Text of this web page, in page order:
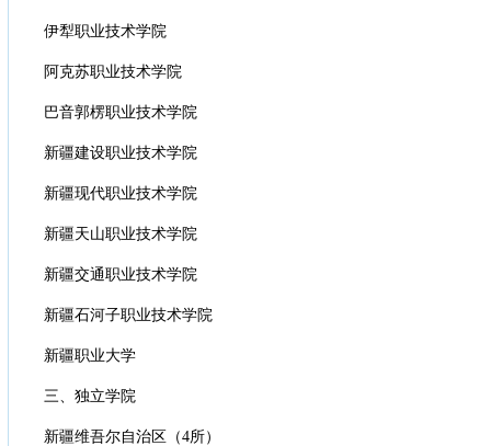
伊犁职业技术学院
阿克苏职业技术学院
巴音郭楞职业技术学院
新疆建设职业技术学院
新疆现代职业技术学院
新疆天山职业技术学院
新疆交通职业技术学院
新疆石河子职业技术学院
新疆职业大学
三、独立学院
新疆维吾尔自治区（4所）